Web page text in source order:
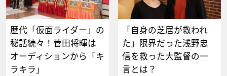
歴代「仮面ライダー」の
秘話続々！菅田将暉は
オーディションから「キ
ラキラ」
「自身の芝居が救われ
た」限界だった浅野忠
信を救った大監督の一
言とは？